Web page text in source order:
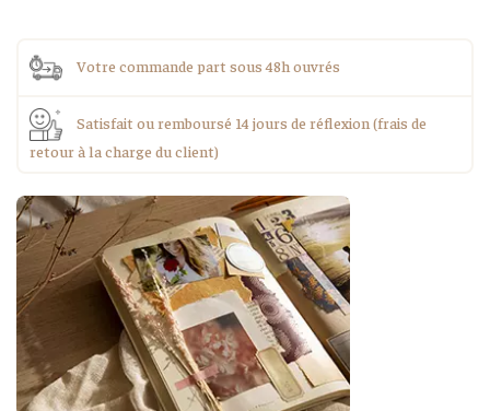
Votre commande part sous 48h ouvrés
Satisfait ou remboursé 14 jours de réflexion (frais de
retour à la charge du client)